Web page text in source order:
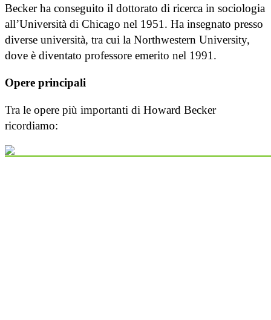
Becker ha conseguito il dottorato di ricerca in sociologia
all’Università di Chicago nel 1951. Ha insegnato presso
diverse università, tra cui la Northwestern University,
dove è diventato professore emerito nel 1991.
Opere principali
Tra le opere più importanti di Howard Becker
ricordiamo: